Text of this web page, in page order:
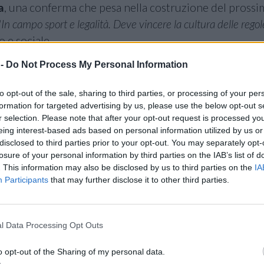
Do Not Process My Personal Information
opt-out of the sale, sharing to third parties, or processing of your
for targeted advertising by us, please use the below opt-out
selection. Please note that after your opt-out request is processed
interest-based ads based on personal information utilized by us
to third parties prior to your opt-out. You may separately
of your personal information by third parties on the IAB’s list of
This information may also be disclosed by us to third parties on the
Participants that may further disclose it to other third parties.
Data Processing Opt Outs
opt-out of the Sharing of my personal data.
, una conferma che pesa nella costruzione del
campo sport e legalità. Deve vincere la cultura delle
e sociale.
Modena e Civitanova.Avvenire Milano
LaGazzetta di Modenapubblica"Storci si racconta
del racconto cittadino. IlResto del Carlino Macerata
le giovanili" , richiamando il lavoro del vivaio di
Brescia e Prata.Brescia Oggi titola"Per la Consoli
arriva allaConsoli Sferc Bresciaper prendere in
con
valutati per il reparto centrali.